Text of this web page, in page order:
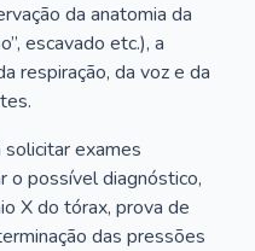
da anatomia da
escavado etc.), a
respiração, da voz e da
exames
o possível diagnóstico,
X do tórax, prova de
das pressões